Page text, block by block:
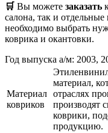
🛒 Вы можете заказать
салона, так и
необходимо выбрать
коврика и окантовки.
Год выпуска а/м: 2003,
Материал
ковриков
материал,
отраслях
производят
коврики,
продукцию.